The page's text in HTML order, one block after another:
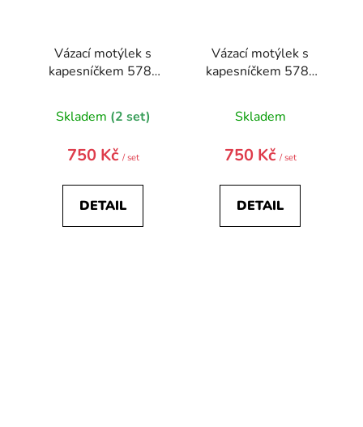
Vázací motýlek s
kapesníčkem 578-
Skladem (2 set)
750 Kč / set
DETAIL
Vázací motýlek s
kapesníčkem 578-
Skladem
750 Kč / set
DETAIL